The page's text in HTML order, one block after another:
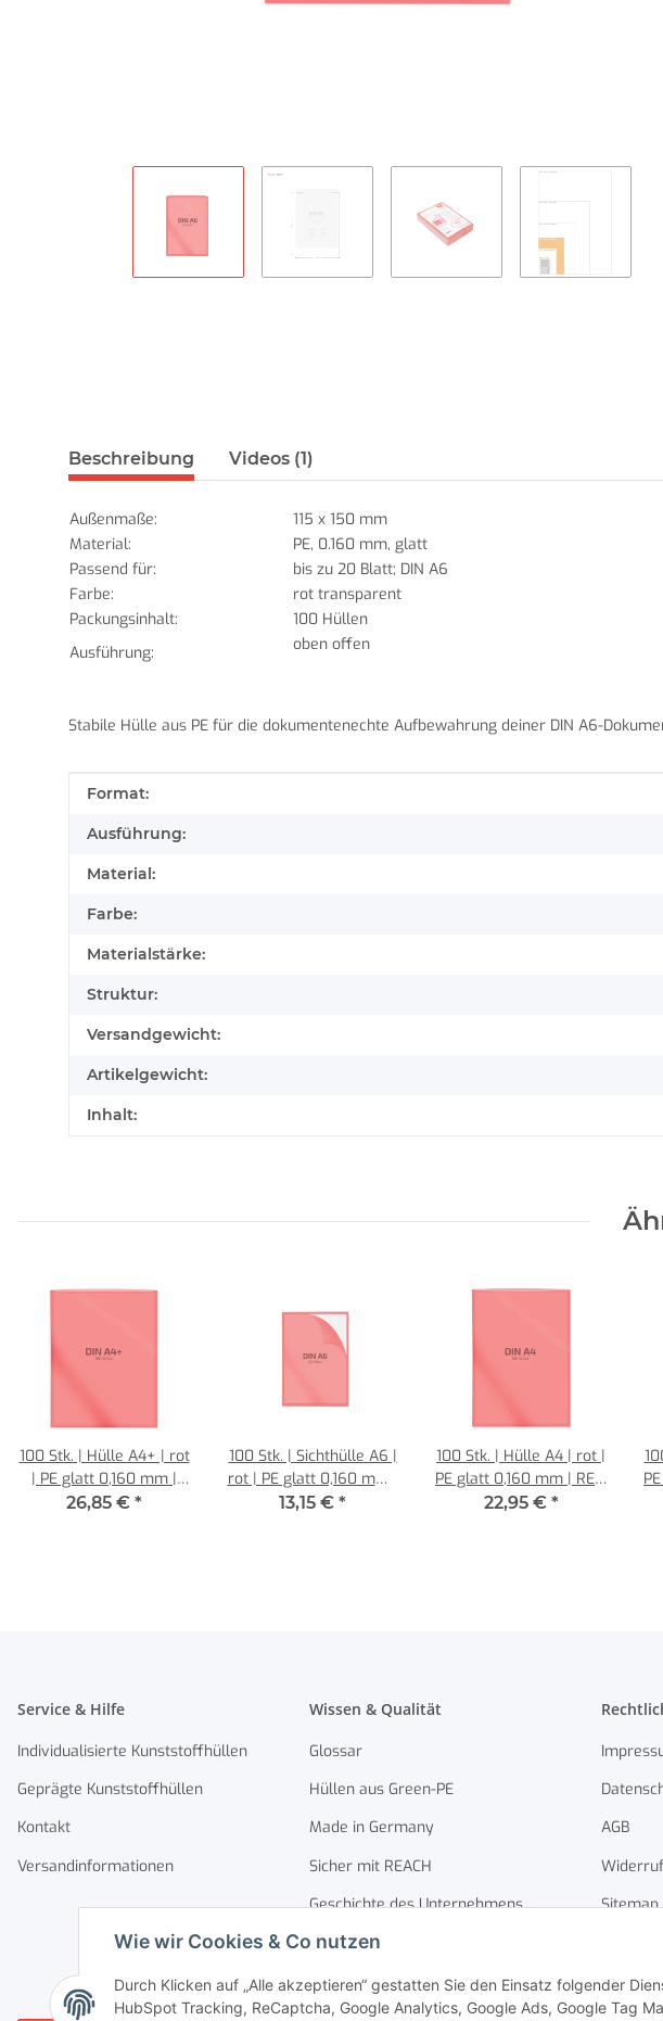
Wie wir Cookies & Co nutzen
Durch Klicken auf „Alle akzeptieren“ gestatten Sie den Einsatz folgender
HubSpot Tracking, ReCaptcha, Google Analytics, Google Ads, Google Tag
Beschreibung Videos (1)
Außenmaße:
115 x 150 mm
Material:
PE, 0.160 mm, glatt
Passend für:
bis zu 20 Blatt; DIN A6
Farbe:
rot transparent
Packungsinhalt:
100 Hüllen
Ausführung:
oben offen
Stabile Hülle aus PE für die dokumentenechte Aufbewahrung deiner DIN A6-
Produkteigenschaft
Wert
Format:
Ausführung:
Material:
Farbe:
Materialstärke:
Struktur:
Versandgewicht:
Artikelgewicht:
Inhalt:
100 Stk. | Hülle A4+ | rot
| PE glatt 0,160 mm |
REIF Hamburg
26,85 € *
100 Stk. | Sichthülle A6 |
rot | PE glatt 0,160 mm |
REIF Hamburg
13,15 € *
100 Stk. | Hülle A4 | rot |
PE glatt 0,160 mm | REIF
Hamburg
22,95 € *
Service & Hilfe
Individualisierte Kunststoffhüllen
Geprägte Kunststoffhüllen
Kontakt
Versandinformationen
Wissen & Qualität
Glossar
Hüllen aus Green-PE
Made in Germany
Sicher mit REACH
Geschichte des Unternehmens
AGB
Sitemap